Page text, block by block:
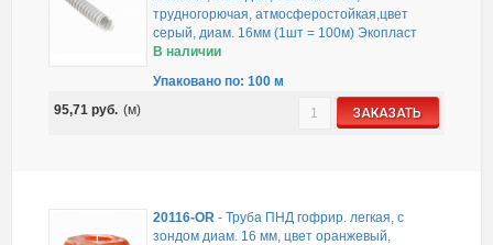
трудногорючая, атмосферостойкая,цвет
серый, диам. 16мм (1шт = 100м) Экопласт
В наличии
Упаковано по: 100 м
95,71руб. (м) ЗАКАЗАТЬ
20116-OR -Труба ПНД гофрир. легкая, с
зондом диам. 16 мм, цвет оранжевый,